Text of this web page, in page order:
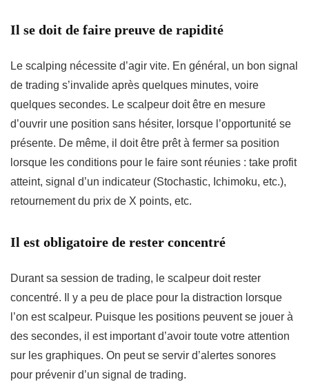
Il se doit de faire preuve de rapidité
Le scalping nécessite d’agir vite. En général, un bon signal
de trading s’invalide après quelques minutes, voire
quelques secondes. Le scalpeur doit être en mesure
d’ouvrir une position sans hésiter, lorsque l’opportunité se
présente. De même, il doit être prêt à fermer sa position
lorsque les conditions pour le faire sont réunies : take profit
atteint, signal d’un indicateur (Stochastic, Ichimoku, etc.),
retournement du prix de X points, etc.
Il est obligatoire de rester concentré
Durant sa session de trading, le scalpeur doit rester
concentré. Il y a peu de place pour la distraction lorsque
l’on est scalpeur. Puisque les positions peuvent se jouer à
des secondes, il est important d’avoir toute votre attention
sur les graphiques. On peut se servir d’alertes sonores
pour prévenir d’un signal de trading.